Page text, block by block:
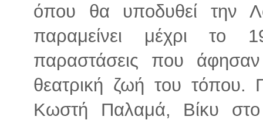
όπου θα υποδυθεί την
παραμείνει μέχρι το
παραστάσεις που
θεατρική ζωή του
Κωστή Παλαμά, Βίκυ